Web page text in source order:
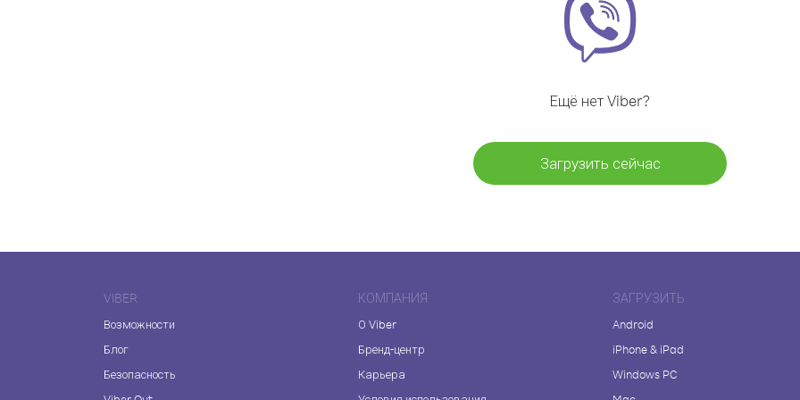
Ещё нет Viber?
Загрузить сейчас
VIBER
Возможности
Блог
Безопасность
КОМПАНИЯ
О Viber
Бренд-центр
Карьера
ЗАГРУЗИТЬ
Android
iPhone & iPad
Windows PC